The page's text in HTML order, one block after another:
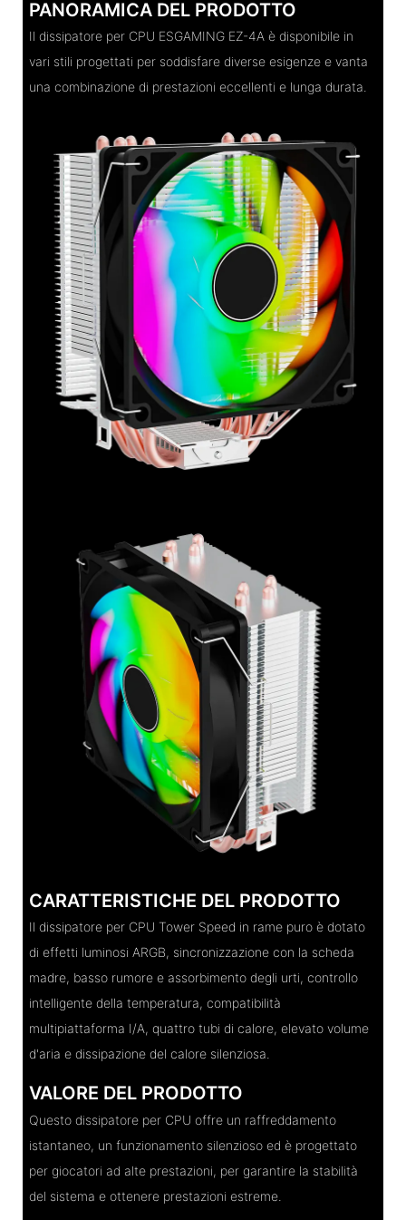
PANORAMICA DEL PRODOTTO
Il dissipatore per CPU ESGAMING EZ-4A è disponibile in
vari stili progettati per soddisfare diverse esigenze e vanta
una combinazione di prestazioni eccellenti e lunga durata.
CARATTERISTICHE DEL PRODOTTO
Il dissipatore per CPU Tower Speed ​​in rame puro è dotato
di effetti luminosi ARGB, sincronizzazione con la scheda
madre, basso rumore e assorbimento degli urti, controllo
intelligente della temperatura, compatibilità
multipiattaforma I/A, quattro tubi di calore, elevato volume
d'aria e dissipazione del calore silenziosa.
VALORE DEL PRODOTTO
Questo dissipatore per CPU offre un raffreddamento
istantaneo, un funzionamento silenzioso ed è progettato
per giocatori ad alte prestazioni, per garantire la stabilità
del sistema e ottenere prestazioni estreme.